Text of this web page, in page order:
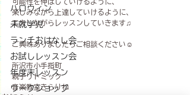
ハロウィン
未就学児
ランチおはなし会
お試しレッスン会
年度末レッスン
ワークショップ
楽しみながら上達していけるように、
工夫しながらレッスンしていきます♫
ご興味ありましたらご相談ください☺︎
所沢市小手指町
親子リトミック
音楽教室きらりね